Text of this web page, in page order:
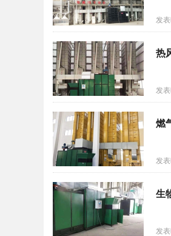
发
热
发
燃
发
生
发